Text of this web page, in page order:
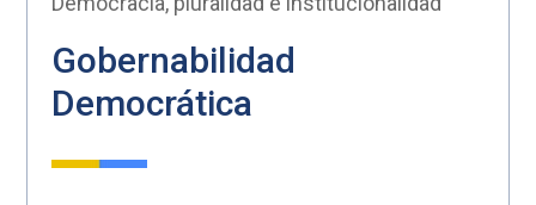
Gobernabilidad
Democrática